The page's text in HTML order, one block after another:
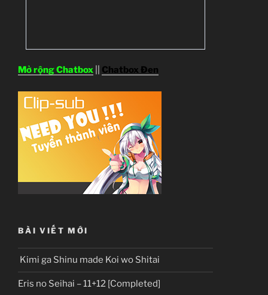
Mở rộng Chatbox Chatbox Đen
BÀI VIẾT MỚI
Kimi ga Shinu made Koi wo Shitai
Eris no Seihai – 11+12 [Completed]